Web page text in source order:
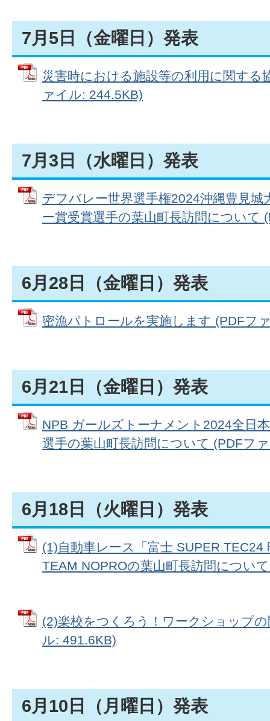
7月5日（金曜日）発表
災害時における施設等の利用に関する
ァイル: 244.5KB)
7月3日（水曜日）発表
デフバレー世界選手権2024沖縄豊見
ー賞受賞選手の葉山町長訪問について
6月28日（金曜日）発表
密漁パトロールを実施します (PDFフ
6月21日（金曜日）発表
NPB ガールズトーナメント2024全日
選手の葉山町長訪問について (PDFフ
6月18日（火曜日）発表
(1)自動車レース「富士 SUPER
TEAM NOPROの葉山町長訪問につい
(2)楽校をつくろう！ワークショップ
ル: 491.6KB)
6月10日（月曜日）発表